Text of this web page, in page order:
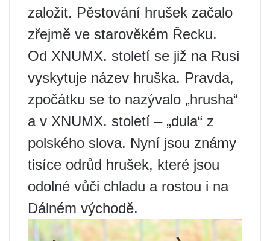
založit. Pěstování hrušek začalo
zřejmě ve starověkém Řecku.
Od XNUMX. století se již na Rusi
vyskytuje název hruška. Pravda,
zpočátku se to nazývalo „hrusha“
a v XNUMX. století – „dula“ z
polského slova. Nyní jsou známy
tisíce odrůd hrušek, které jsou
odolné vůči chladu a rostou i na
Dálném východě.